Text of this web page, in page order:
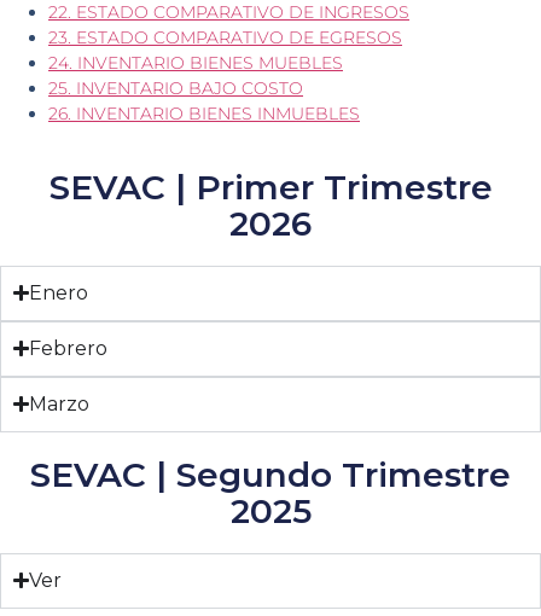
22. ESTADO COMPARATIVO DE INGRESOS
23. ESTADO COMPARATIVO DE EGRESOS
24. INVENTARIO BIENES MUEBLES
25. INVENTARIO BAJO COSTO
26. INVENTARIO BIENES INMUEBLES
SEVAC | Primer Trimestre
2026
Enero
Febrero
Marzo
SEVAC | Segundo Trimestre
2025
Ver